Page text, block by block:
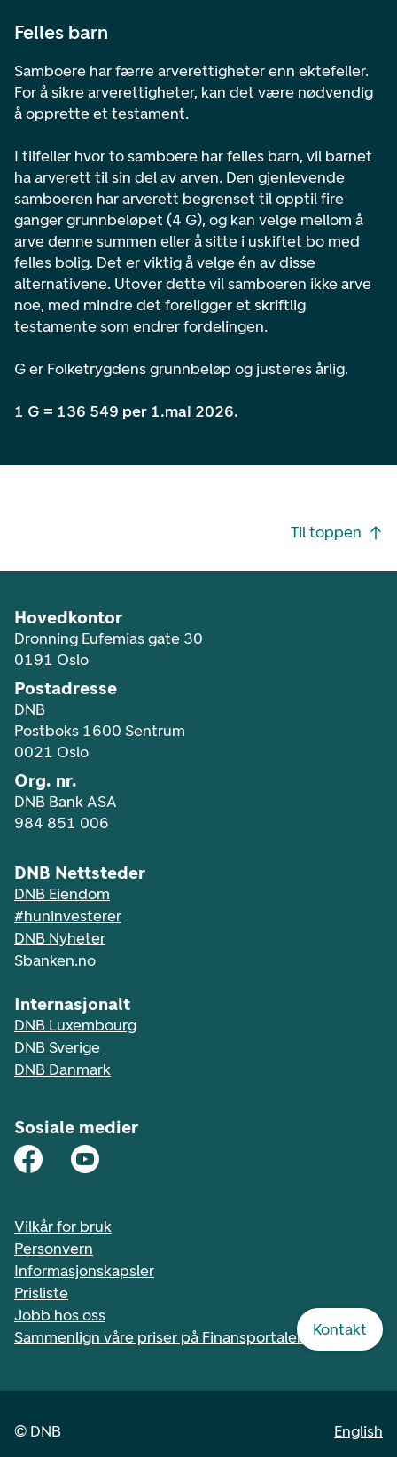
Kontakt
Felles barn
Samboere har færre arverettigheter enn ektefeller.
For å sikre arverettigheter, kan det være nødvendig
å opprette et testament.
I tilfeller hvor to samboere har felles barn, vil barnet
ha arverett til sin del av arven. Den gjenlevende
samboeren har arverett begrenset til opptil fire
ganger grunnbeløpet (4 G), og kan velge mellom å
arve denne summen eller å sitte i uskiftet bo med
felles bolig. Det er viktig å velge én av disse
alternativene. Utover dette vil samboeren ikke arve
noe, med mindre det foreligger et skriftlig
testamente som endrer fordelingen.
G er Folketrygdens grunnbeløp og justeres årlig.
1 G = 136 549 per 1.mai 2026.
Til toppen
Hovedkontor
Dronning Eufemias gate 30
0191 Oslo
Postadresse
DNB
Postboks 1600 Sentrum
0021 Oslo
Org. nr.
DNB Bank ASA
984 851 006
DNB Nettsteder
DNB Eiendom
#huninvesterer
DNB Nyheter
Sbanken.no
Internasjonalt
DNB Luxembourg
DNB Sverige
DNB Danmark
Sosiale medier
Vilkår for bruk
Personvern
Informasjonskapsler
Prisliste
Jobb hos oss
Sammenlign våre priser på Finansportalen.no
© DNB English